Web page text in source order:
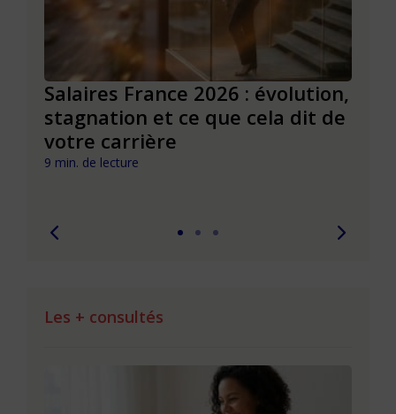
Salaires France 2026 : évolution,
stagnation et ce que cela dit de
votre carrière
9 min. de lecture
Les + consultés